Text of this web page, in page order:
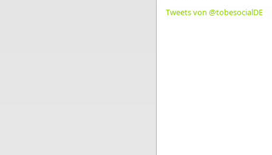
Tweets von @tobesocialDE